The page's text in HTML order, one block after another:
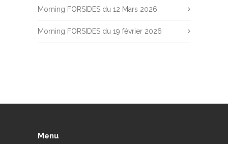
Morning FORSIDES du 12 Mars 2026
Morning FORSIDES du 19 février 2026
Menu